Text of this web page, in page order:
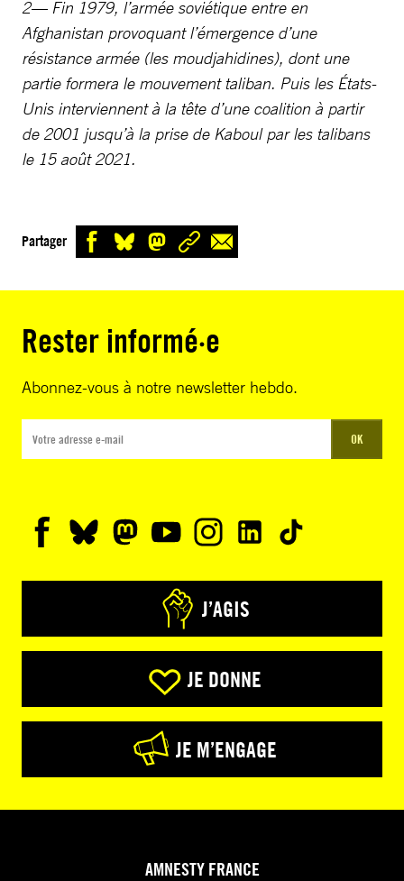
2— Fin 1979, l’armée soviétique entre en
Afghanistan provoquant l’émergence d’une
résistance armée (les moudjahidines), dont une
partie formera le mouvement taliban. Puis les États-
Unis interviennent à la tête d’une coalition à partir
de 2001 jusqu’à la prise de Kaboul par les talibans
le 15 août 2021.
Partager
Rester informé·e
Abonnez-vous à notre newsletter hebdo.
OK
J’AGIS
JE DONNE
JE M’ENGAGE
AMNESTY FRANCE